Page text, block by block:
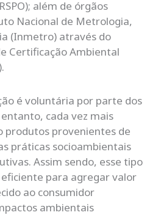
além de órgãos
Nacional de Metrologia,
(Inmetro) através do
Certificação Ambiental
é voluntária por parte dos
cada vez mais
produtos provenientes de
práticas socioambientais
Assim sendo, esse tipo
para agregar valor
ao consumidor
ambientais